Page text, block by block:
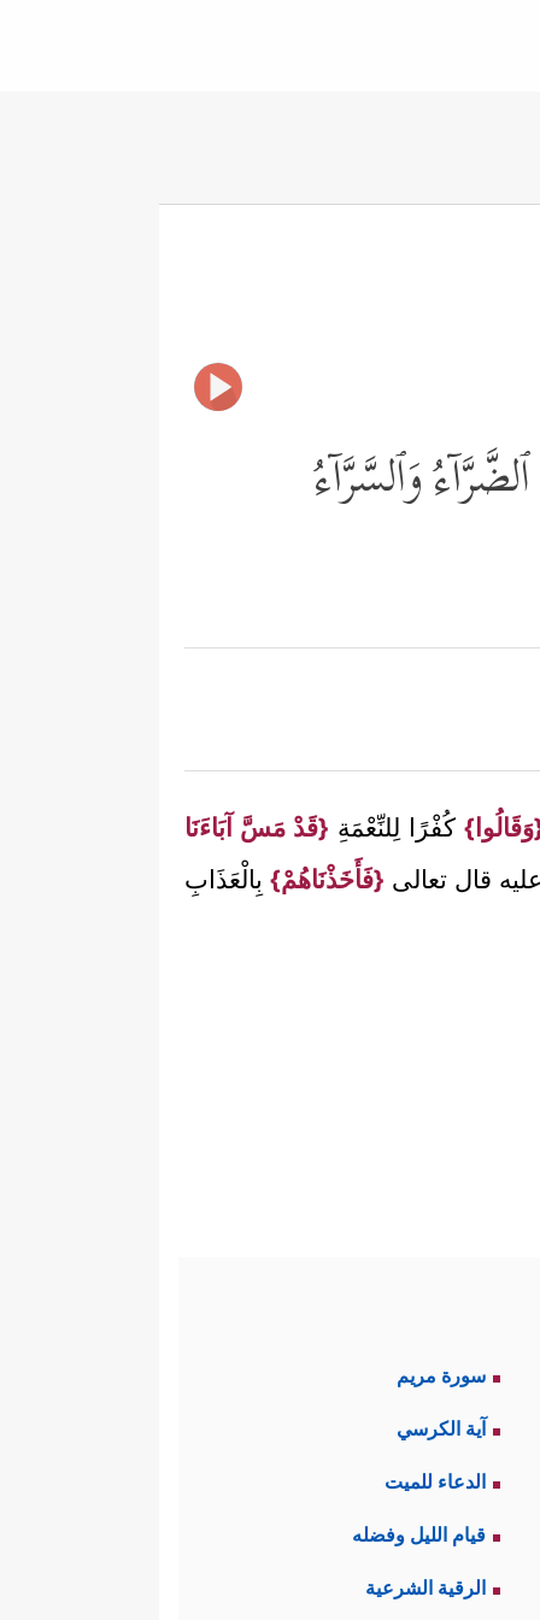
وَٱلسَّرَّاۤءُ
كُفْرًا لِلنِّعْمَةِ {قَدْ مَسَّ آبَاءَنَا
قال تعالى {فَأَخَذْنَاهُمْ} بِالْعَذَابِ
سورة مريم
آية الكرسي
الدعاء للميت
قيام الليل وفضله
الرقية الشرعية